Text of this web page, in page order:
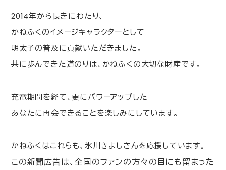
2014年から長きにわたり、
かねふくのイメージキャラクターとして
明太子の普及に貢献いただきました。
共に歩んできた道のりは、かねふくの大切な財産です。
充電期間を経て、更にパワーアップした
あなたに再会できることを楽しみにしています。
かねふくはこれらも、氷川きよしさんを応援しています。
この新聞広告は、全国のファンの方々の目にも留まった